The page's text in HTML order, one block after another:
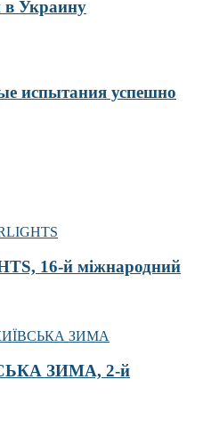
в Украину
испытания успешно
16-й міжнародний
ЗИМА, 2-й